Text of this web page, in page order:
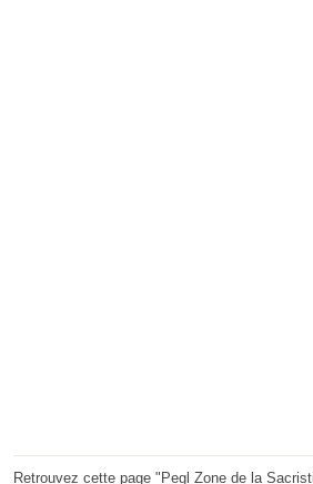
Retrouvez cette page "Pegl Zone de la